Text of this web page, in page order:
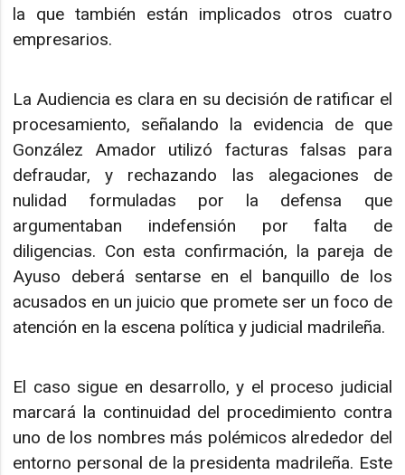
la que también están implicados otros cuatro
empresarios.
La Audiencia es clara en su decisión de ratificar el
procesamiento, señalando la evidencia de que
González Amador utilizó facturas falsas para
defraudar, y rechazando las alegaciones de
nulidad formuladas por la defensa que
argumentaban indefensión por falta de
diligencias. Con esta confirmación, la pareja de
Ayuso deberá sentarse en el banquillo de los
acusados en un juicio que promete ser un foco de
atención en la escena política y judicial madrileña.
El caso sigue en desarrollo, y el proceso judicial
marcará la continuidad del procedimiento contra
uno de los nombres más polémicos alrededor del
entorno personal de la presidenta madrileña. Este